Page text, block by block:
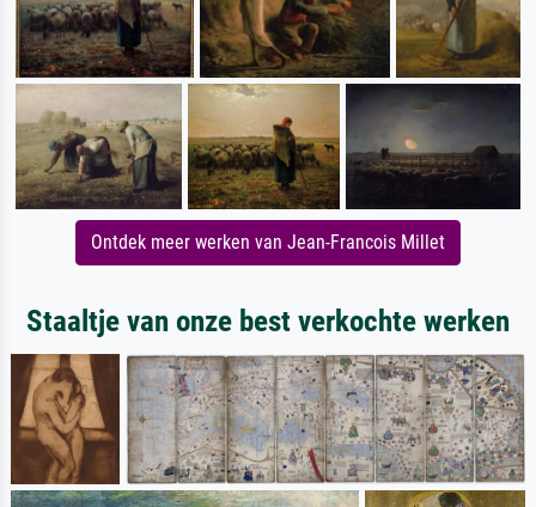
Ontdek meer werken van Jean-Francois Millet
Staaltje van onze best verkochte werken